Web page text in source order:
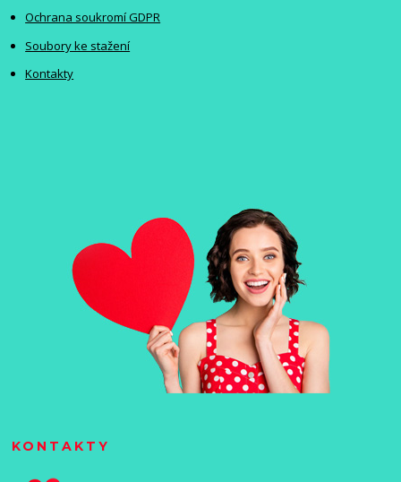
Ochrana soukromí GDPR
Soubory ke stažení
Kontakty
KONTAKTY